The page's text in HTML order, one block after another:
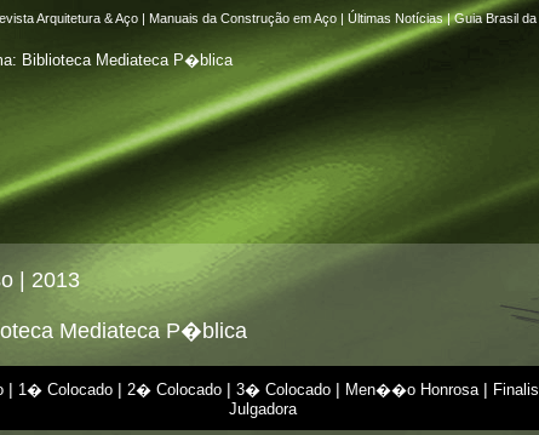
Arquitetura & Aço | Manuais da Construção em Aço | Últimas Notícias|Guia Brasil
| 2013
Mediateca P�blica
| 1� Colocado| 2� Colocado| 3� Colocado| Men��o Honrosa|
Julgadora